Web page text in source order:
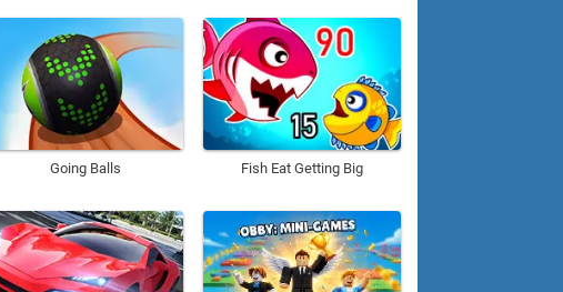
Going Balls Fish Eat Getting Big